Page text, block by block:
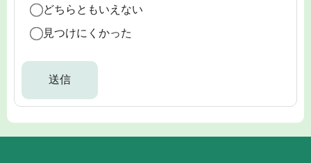
どちらともいえない
見つけにくかった